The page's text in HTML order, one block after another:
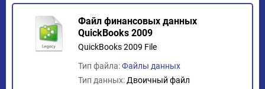
Файл финансовых данных
QuickBooks 2009
QuickBooks 2009 File
Тип файла:Файлы данных
Тип данных: Двоичный файл